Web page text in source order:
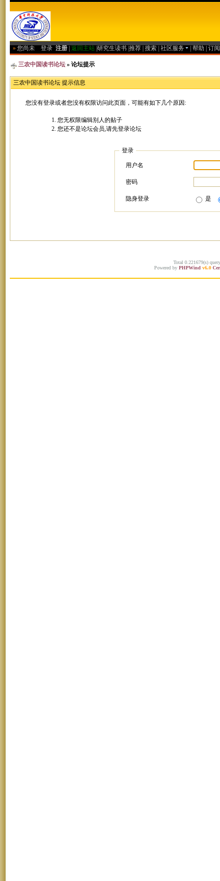
» 您尚未 登录 注册 返回主站 研究生读书 推荐 搜索 社区服务 帮助 订
三农中国读书论坛 » 论坛提示
三农中国读书论坛 提示信息
您没有登录或者您没有权限访问此页面，可能有如下几个原因:
您无权限编辑别人的贴子
您还不是论坛会员,请先登录论坛
登录
用户名
密码
隐身登录 是
Total 0.221679(s)
Powered by PHPWind v6.0